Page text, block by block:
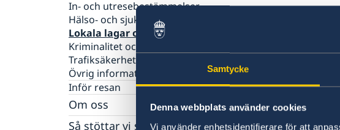
Samtycke
Denna webbplats använder cookies
Vi använder enhetsidentifierare för att
In- och utresebestämmelser
Hälso- och sjukvård
Lokala lagar och sedvänjor
Kriminalitet och personlig säkerhet
Trafiksäkerhet
Övrig information
Inför resan
Om oss
Ambassadens personal
Så stöttar vi svenska företag